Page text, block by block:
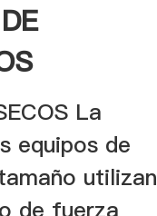
La
equipos de
utilizan